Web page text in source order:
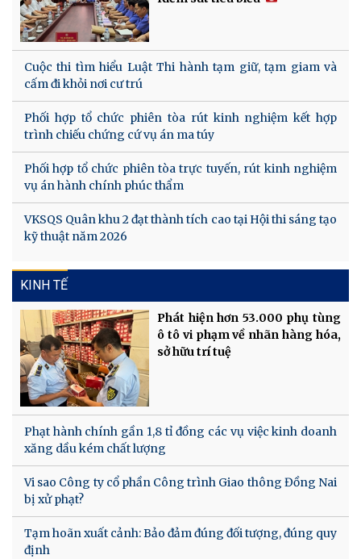
Cuộc thi tìm hiểu Luật Thi hành tạm giữ, tạm giam và
cấm đi khỏi nơi cư trú
Phối hợp tổ chức phiên tòa rút kinh nghiệm kết hợp
trình chiếu chứng cứ vụ án ma túy
Phối hợp tổ chức phiên tòa trực tuyến, rút kinh nghiệm
vụ án hành chính phúc thẩm
VKSQS Quân khu 2 đạt thành tích cao tại Hội thi sáng tạo
kỹ thuật năm 2026
KINH TẾ
Phát hiện hơn 53.000 phụ tùng
ô tô vi phạm về nhãn hàng hóa,
sở hữu trí tuệ
Phạt hành chính gần 1,8 tỉ đồng các vụ việc kinh doanh
xăng dầu kém chất lượng
Vi sao Công ty cổ phần Công trình Giao thông Đồng Nai
bị xử phạt?
Tạm hoãn xuất cảnh: Bảo đảm đúng đối tượng, đúng quy
định